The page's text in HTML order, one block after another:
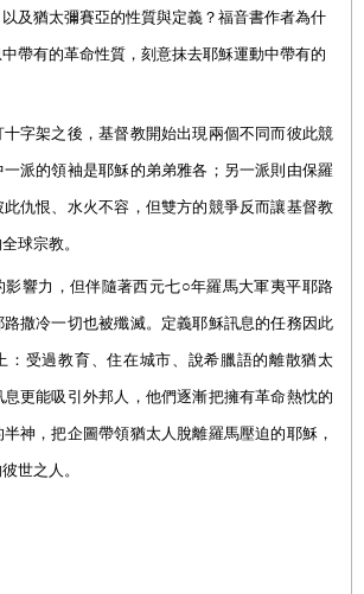
及猶太彌賽亞的性質與定義？福音書作者為什
帶有的革命性質，刻意抹去耶穌運動中帶有的
字架之後，基督教開始出現兩個不同而彼此競
派的領袖是耶穌的弟弟雅各；另一派則由保羅
仇恨、水火不容，但雙方的競爭反而讓基督教
球宗教。
影響力，但伴隨著西元七○年羅馬大軍夷平耶路
撒冷一切也被殲滅。定義耶穌訊息的任務因此
：受過教育、住在城市、說希臘語的離散猶太
息更能吸引外邦人，他們逐漸把擁有革命熱忱的
神，把企圖帶領猶太人脫離羅馬壓迫的耶穌，
世之人。